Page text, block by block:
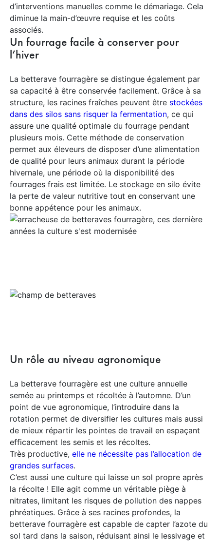
d’interventions manuelles comme le démariage. Cela
diminue la main-d’œuvre requise et les coûts
associés.
Un fourrage facile à conserver pour
l’hiver
La betterave fourragère se distingue également par
sa capacité à être conservée facilement. Grâce à sa
structure, les racines fraîches peuvent être stockées
dans des silos sans risquer la fermentation, ce qui
assure une qualité optimale du fourrage pendant
plusieurs mois. Cette méthode de conservation
permet aux éleveurs de disposer d’une alimentation
de qualité pour leurs animaux durant la période
hivernale, une période où la disponibilité des
fourrages frais est limitée. Le stockage en silo évite
la perte de valeur nutritive tout en conservant une
bonne appétence pour les animaux.
Un rôle au niveau agronomique
La betterave fourragère est une culture annuelle
semée au printemps et récoltée à l’automne. D’un
point de vue agronomique, l’introduire dans la
rotation permet de diversifier les cultures mais aussi
de mieux répartir les pointes de travail en espaçant
efficacement les semis et les récoltes.
Très productive, elle ne nécessite pas l’allocation de
grandes surfaces.
C’est aussi une culture qui laisse un sol propre après
la récolte ! Elle agit comme un véritable piège à
nitrates, limitant les risques de pollution des nappes
phréatiques. Grâce à ses racines profondes, la
betterave fourragère est capable de capter l’azote du
sol tard dans la saison, réduisant ainsi le lessivage et